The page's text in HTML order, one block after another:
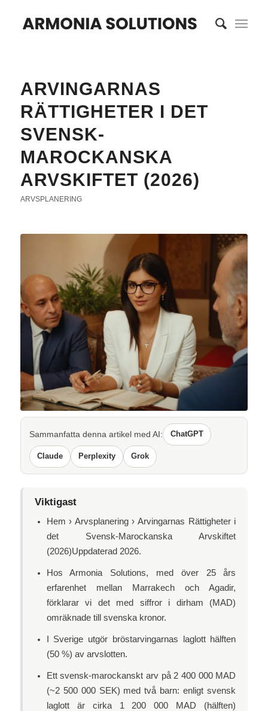
ARVINGARNAS
RÄTTIGHETER I DET
SVENSK-
MAROCKANSKA
ARVSKIFTET (2026)
ARVSPLANERING
Sammanfatta denna artikel med AI: ChatGPT
Claude Perplexity Grok
Viktigast
Hem › Arvsplanering › Arvingarnas Rättigheter i
det Svensk-Marockanska Arvskiftet
(2026)Uppdaterad 2026.
Hos Armonia Solutions, med över 25 års
erfarenhet mellan Marrakech och Agadir,
förklarar vi det med siffror i dirham (MAD)
omräknade till svenska kronor.
I Sverige utgör bröstarvingarnas laglott hälften
(50 %) av arvslotten.
Ett svensk-marockanskt arv på 2 400 000 MAD
(~2 500 000 SEK) med två barn: enligt svensk
laglott är cirka 1 200 000 MAD (hälften)